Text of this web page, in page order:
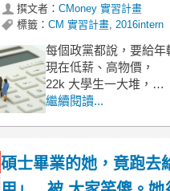
撰文者： CMoney 實習計畫
標籤： CM 實習計畫, 2016intern
每個政黨都說，要給年
現在低薪、高物價，
22k 大學生一大堆，
每到選舉，
繼續閱讀...
碩士畢業的她，竟跑去